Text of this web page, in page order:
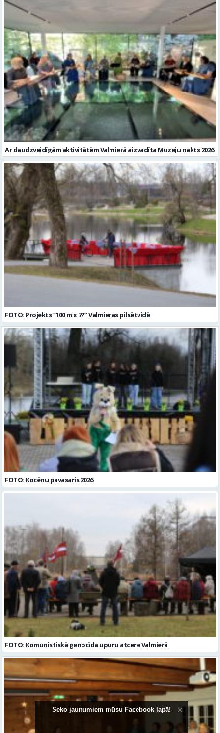
Ar daudzveidīgām aktivitātēm Valmierā aizvadīta Muzeju nakts 2026
FOTO: Projekts “100 m x 7?” Valmieras pilsētvidē
FOTO: Kocēnu pavasaris 2026
FOTO: Komunistiskā genocīda upuru atcere Valmierā
Seko jaunumiem mūsu Facebook lapā!